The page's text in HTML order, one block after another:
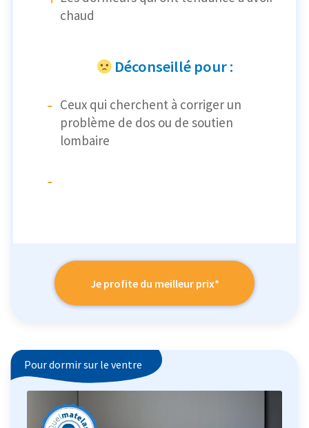
chaud
Déconseillé pour :
Ceux qui cherchent à corriger un
problème de dos ou de soutien
lombaire
Je profite du meilleur prix*
Pour dormir sur le ventre